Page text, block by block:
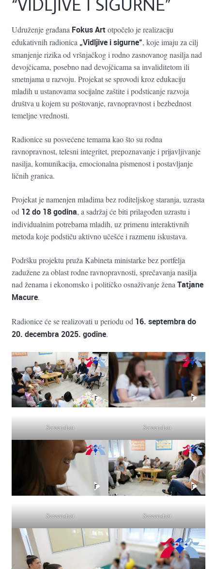
Udruženje građana Fokus Art otpočelo je realizaciju
edukativnih radionica „Vidljive i sigurne“, koje imaju za cilj
smanjenje rizika od vršnjačkog i rodno zasnovanog nasilja nad
devojčicama, posebno nad devojčicama sa invaliditetom ili
smetnjama u razvoju. Projekat se sprovodi kroz edukaciju
mladih u ustanovama socijalne zaštite i podsticanje razvoja
društva u kojem su poštovanje, ravnopravnost i bezbednost
temeljne vrednosti.
Radionice su posvećene temama kao što su rodna
ravnopravnost, telesni integritet, prepoznavanje i prijavljivanje
nasilja, komunikacija, emocionalna pismenost i postavljanje
ličnih granica.
Projekat je namenjen mladima bez roditeljskog staranja, uzrasta
od 12 do 18 godina, a sadržaj će biti prilagođen uzrastu i
individualnim potrebama mladih, uz primenu interaktivnih
metoda koje podstiču aktivno učešće i razmenu iskustava.
Podršku projektu pruža Kabineta ministarke bez portfelja
zadužene za oblast rodne ravnopravnosti, sprečavanja nasilja
nad ženama i ekonomsko i političko osnaživanje ženaTatjane
Macure.
Radionice će se realizovati u periodu od 16. septembra do
20. decembra 2025. godine.
Screenshot Screenshot
Screenshot Screenshot